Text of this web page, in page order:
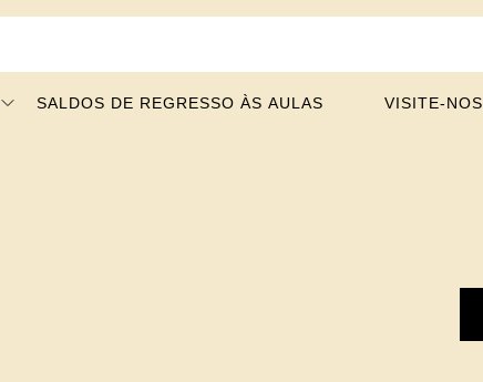
SALDOS DE REGRESSO ÀS AULAS VISITE-NOS